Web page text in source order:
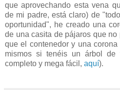
que aprovechando esta vena
de mi padre, está claro) de
oportunidad", he creado una
de una casita de pájaros que
que el contenedor y una
mismos si tenéis un árbol de
completo y mega fácil, aquí).